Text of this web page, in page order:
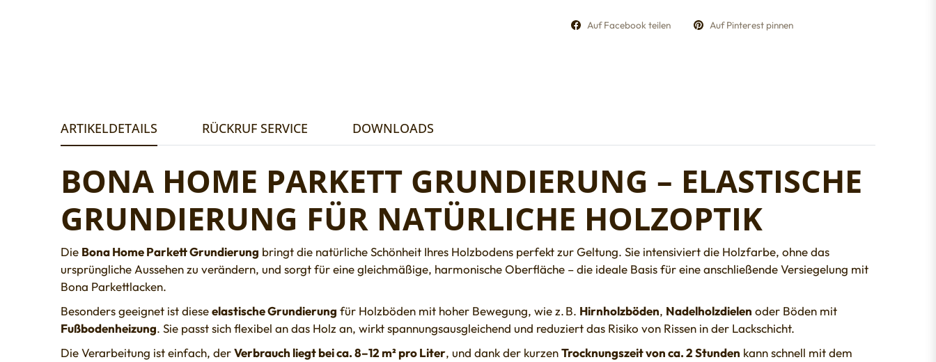
Auf Facebook teilen Auf Pinterest pinnen
ARTIKELDETAILS RÜCKRUF SERVICE DOWNLOADS
BONA HOME PARKETT GRUNDIERUNG – ELASTISCHE
GRUNDIERUNG FÜR NATÜRLICHE HOLZOPTIK
Die Bona Home Parkett Grundierung bringt die natürliche Schönheit Ihres Holzbodens perfekt zur Geltung. Sie intensiviert die Holzfarbe, ohne das
ursprüngliche Aussehen zu verändern, und sorgt für eine gleichmäßige, harmonische Oberfläche – die ideale Basis für eine anschließende Versiegelung mit
Bona Parkettlacken.
Besonders geeignet ist dieseelastische Grundierung für Holzböden mit hoher Bewegung, wie z. B. Hirnholzböden, Nadelholzdielen oder Böden mit
Fußbodenheizung. Sie passt sich flexibel an das Holz an, wirkt spannungsausgleichend und reduziert das Risiko von Rissen in der Lackschicht.
Die Verarbeitung ist einfach, derVerbrauch liegt bei ca. 8–12 m² pro Liter, und dank der kurzenTrocknungszeit von ca. 2 Stunden kann schnell mit dem